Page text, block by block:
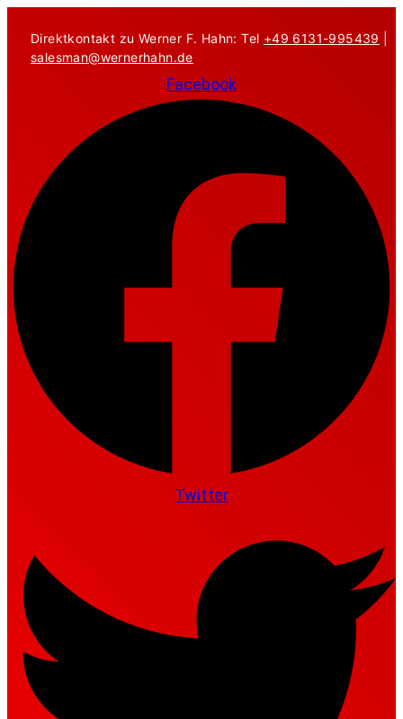
Inhalt
springen
Direktkontakt zu Werner F. Hahn: Tel +49 6131-995439
salesman@wernerhahn.de
Facebook
Twitter